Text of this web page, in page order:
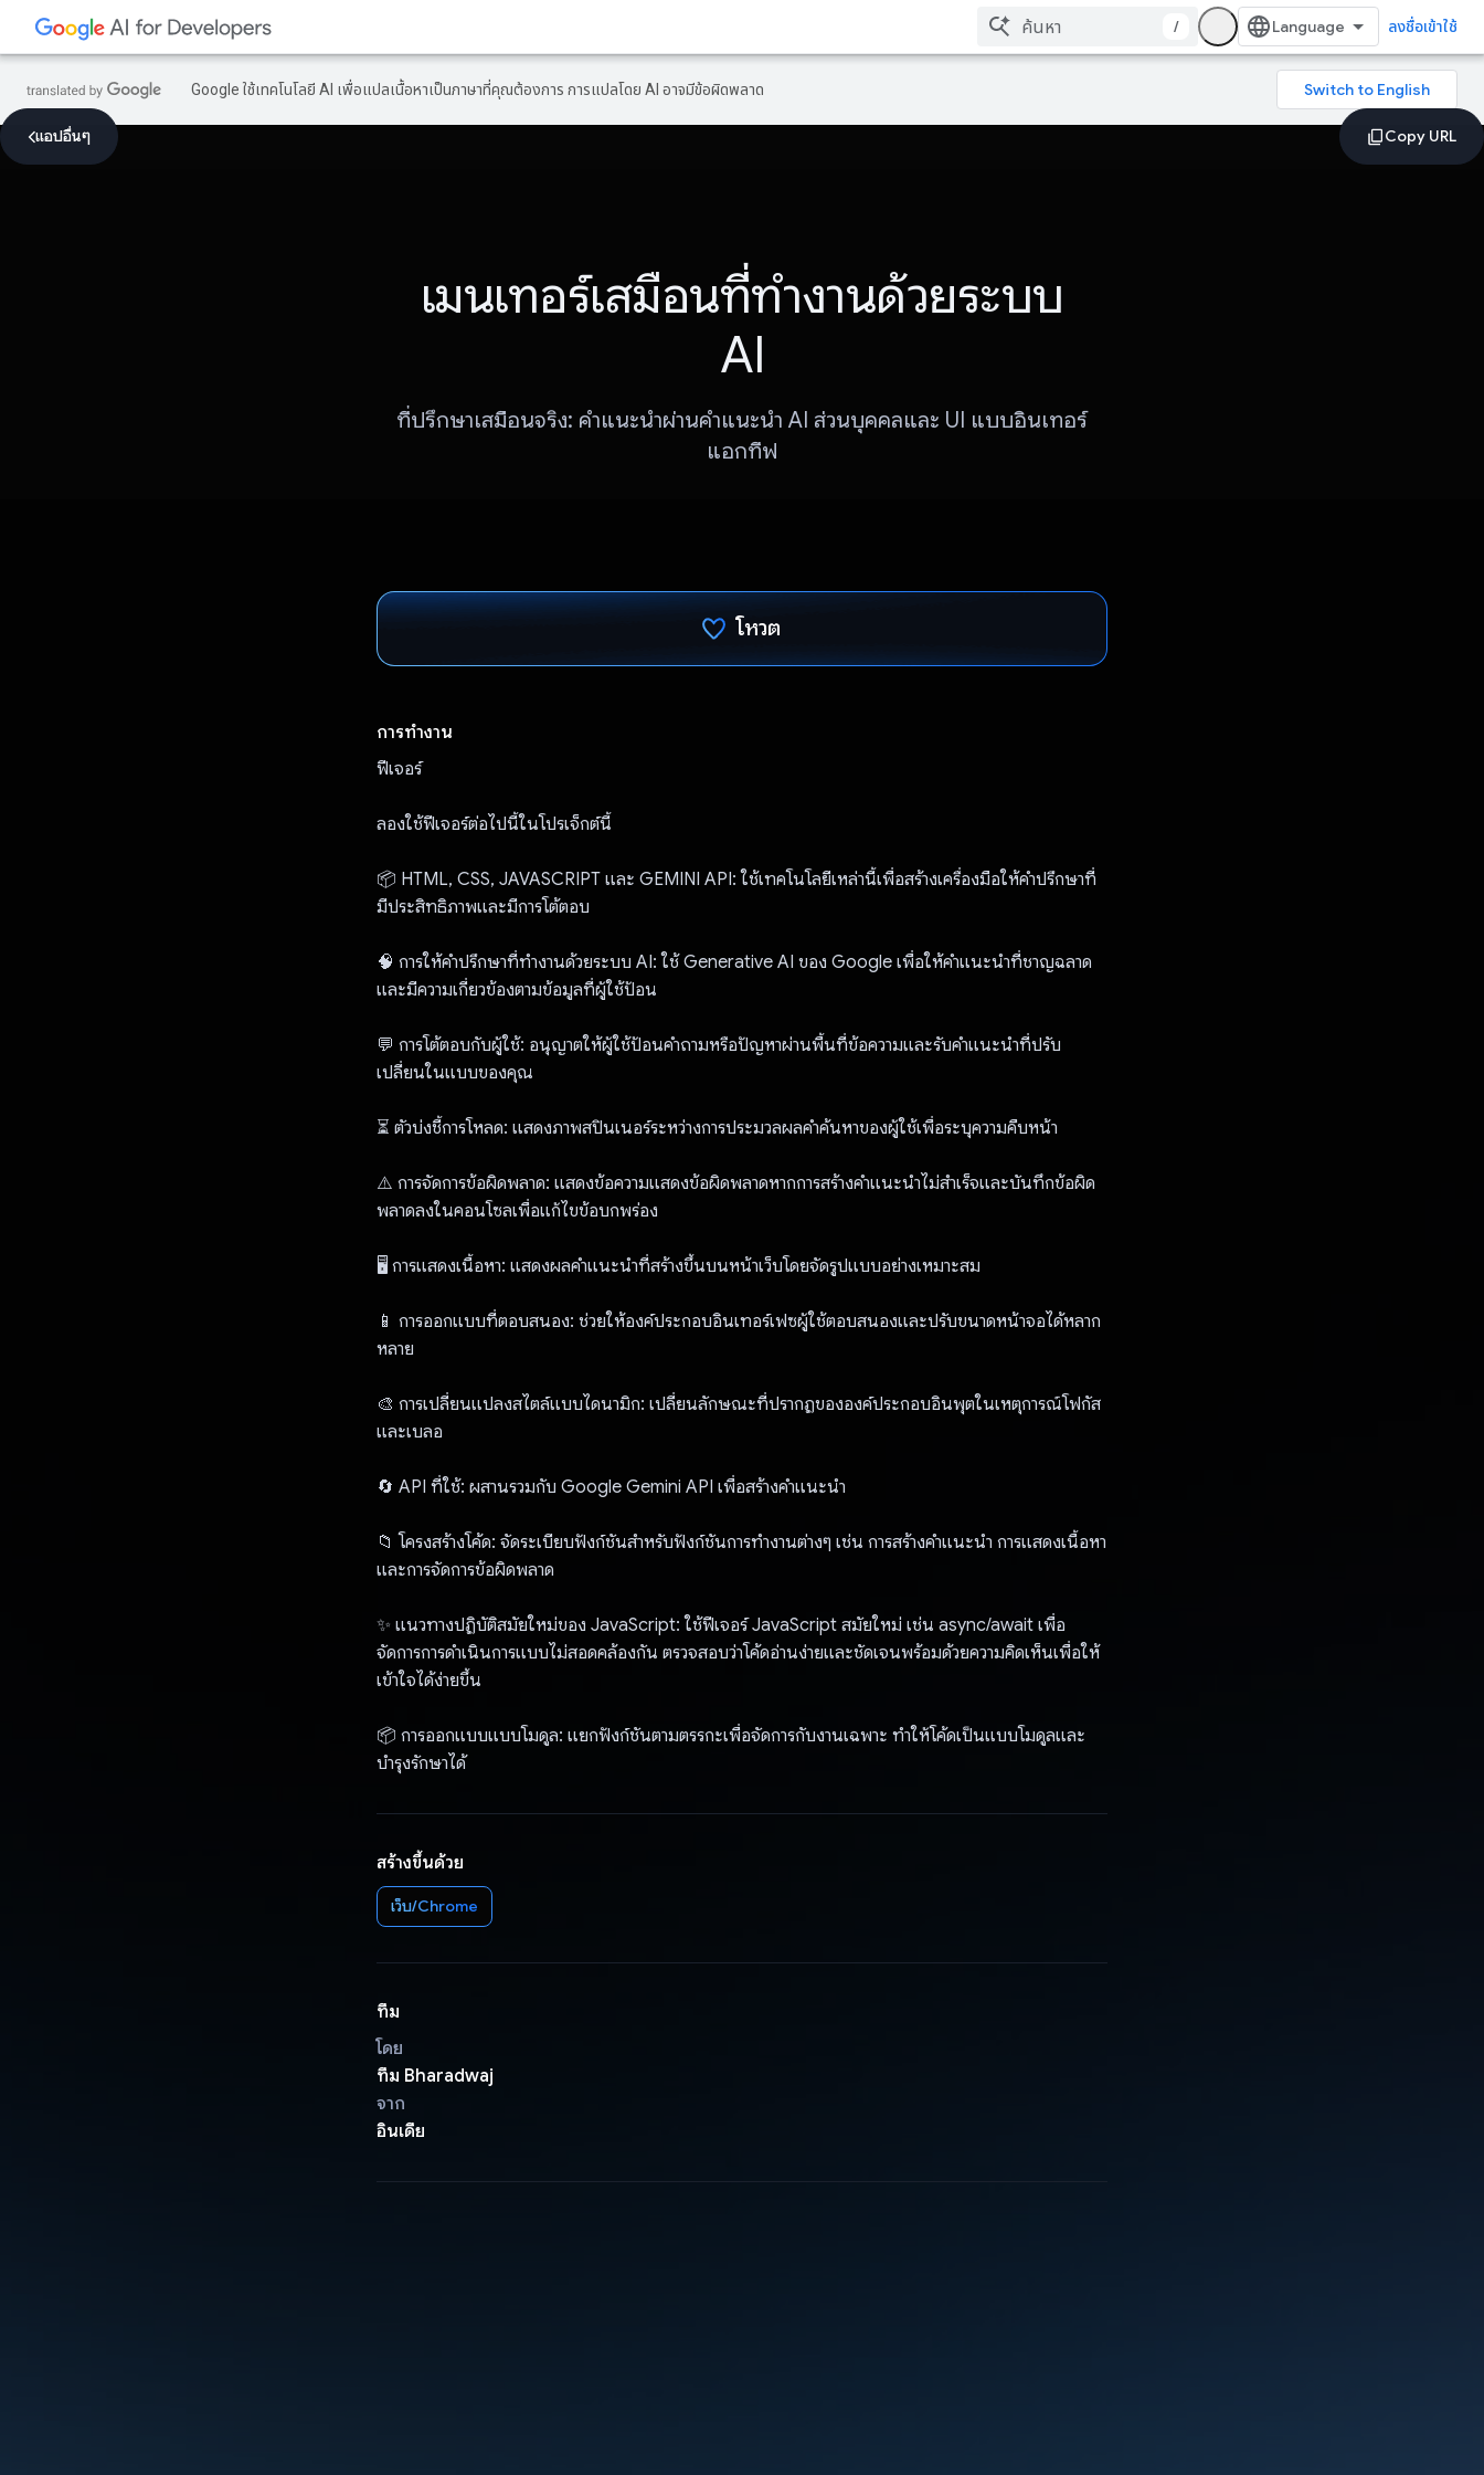
/ ลงชื่อเข้าใช้
Google ใช้เทคโนโลยี AI เพื่อแปลเนื้อหาเป็นภาษาที่คุณต้องการ การแปลโดย AI อาจมีข้อผิดพลาด
แอปอื่นๆ
เมนเทอร์เสมือนที่ทำงานด้วยระบบ
AI
ที่ปรึกษาเสมือนจริง: คำแนะนำผ่านคําแนะนํา AI ส่วนบุคคลและ UI แบบอินเทอร์
แอกทีฟ
โหวต
การทำงาน
ฟีเจอร์
ลองใช้ฟีเจอร์ต่อไปนี้ในโปรเจ็กต์นี้
📦 HTML, CSS, JAVASCRIPT และ GEMINI API: ใช้เทคโนโลยีเหล่านี้เพื่อสร้างเครื่องมือให้คำปรึกษาที่
มีประสิทธิภาพและมีการโต้ตอบ
🧠 การให้คำปรึกษาที่ทำงานด้วยระบบ AI: ใช้ Generative AI ของ Google เพื่อให้คําแนะนําที่ชาญฉลาด
และมีความเกี่ยวข้องตามข้อมูลที่ผู้ใช้ป้อน
💬 การโต้ตอบกับผู้ใช้: อนุญาตให้ผู้ใช้ป้อนคําถามหรือปัญหาผ่านพื้นที่ข้อความและรับคําแนะนําที่ปรับ
เปลี่ยนในแบบของคุณ
⏳ ตัวบ่งชี้การโหลด: แสดงภาพสปินเนอร์ระหว่างการประมวลผลคําค้นหาของผู้ใช้เพื่อระบุความคืบหน้า
⚠️ การจัดการข้อผิดพลาด: แสดงข้อความแสดงข้อผิดพลาดหากการสร้างคําแนะนําไม่สําเร็จและบันทึกข้อผิด
พลาดลงในคอนโซลเพื่อแก้ไขข้อบกพร่อง
🖥️ การแสดงเนื้อหา: แสดงผลคําแนะนําที่สร้างขึ้นบนหน้าเว็บโดยจัดรูปแบบอย่างเหมาะสม
📱 การออกแบบที่ตอบสนอง: ช่วยให้องค์ประกอบอินเทอร์เฟซผู้ใช้ตอบสนองและปรับขนาดหน้าจอได้หลาก
หลาย
🎨 การเปลี่ยนแปลงสไตล์แบบไดนามิก: เปลี่ยนลักษณะที่ปรากฏขององค์ประกอบอินพุตในเหตุการณ์โฟกัส
และเบลอ
🔄 API ที่ใช้: ผสานรวมกับ Google Gemini API เพื่อสร้างคําแนะนํา
📁 โครงสร้างโค้ด: จัดระเบียบฟังก์ชันสําหรับฟังก์ชันการทํางานต่างๆ เช่น การสร้างคําแนะนํา การแสดงเนื้อหา
และการจัดการข้อผิดพลาด
✨ แนวทางปฏิบัติสมัยใหม่ของ JavaScript: ใช้ฟีเจอร์ JavaScript สมัยใหม่ เช่น async/await เพื่อ
จัดการการดำเนินการแบบไม่สอดคล้องกัน ตรวจสอบว่าโค้ดอ่านง่ายและชัดเจนพร้อมด้วยความคิดเห็นเพื่อให้
เข้าใจได้ง่ายขึ้น
📦 การออกแบบแบบโมดูล: แยกฟังก์ชันตามตรรกะเพื่อจัดการกับงานเฉพาะ ทำให้โค้ดเป็นแบบโมดูลและ
บำรุงรักษาได้
สร้างขึ้นด้วย
เว็บ/Chrome
ทีม
โดย
ทีม Bharadwaj
จาก
อินเดีย